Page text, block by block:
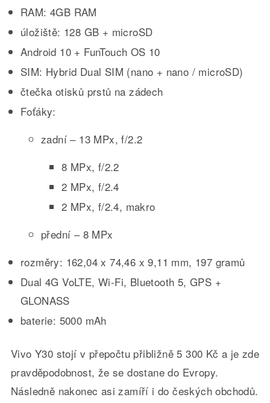
RAM: 4GB RAM
úložiště: 128 GB + microSD
Android 10 + FunTouch OS 10
SIM: Hybrid Dual SIM (nano + nano / microSD)
čtečka otisků prstů na zádech
Foťáky:
zadní – 13 MPx, f/2.2
8 MPx, f/2.2
2 MPx, f/2.4
2 MPx, f/2.4, makro
přední – 8 MPx
rozměry: 162,04 x 74,46 x 9,11 mm, 197 gramů
Dual 4G VoLTE, Wi-Fi, Bluetooth 5, GPS +
GLONASS
baterie: 5000 mAh
Vivo Y30 stojí v přepočtu přibližně 5 300 Kč a je zde
pravděpodobnost, že se dostane do Evropy.
Následně nakonec asi zamíří i do českých obchodů.